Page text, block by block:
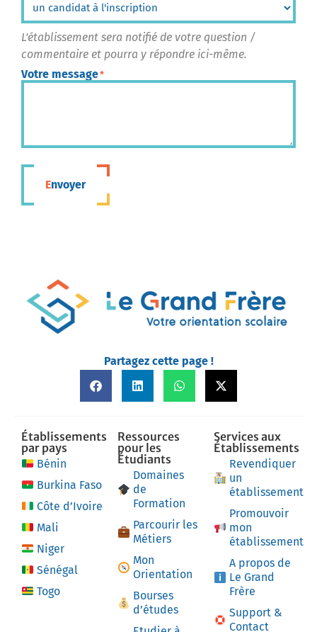
L'établissement sera notifié de votre question /
commentaire et pourra y répondre ici-même.
Votre message*
Envoyer
Partagez cette page !
Établissements
par pays
Bénin
Burkina Faso
Côte d’Ivoire
Mali
Niger
Sénégal
Togo
Ressources
pour les
Étudiants
Domaines
de
Formation
Parcourir les
Métiers
Mon
Orientation
Bourses
d’études
Services aux
Établissements
Revendiquer
un
établissement
Promouvoir
mon
établissement
A propos de
Le Grand
Frère
Support &
Contact